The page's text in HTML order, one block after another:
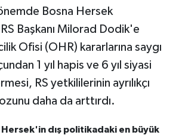
Bosna Hersek
Başkanı Milorad Dodik'e
Ofisi (OHR) kararlarına saygı
1 yıl hapis ve 6 yıl siyasi
RS yetkililerinin ayrılıkçı
daha da arttırdı.
Hersek'in dış politikadaki en büyük